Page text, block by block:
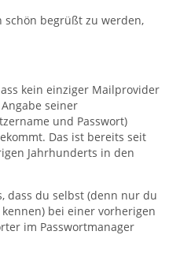
schön begrüßt zu werden,
kein einziger Mailprovider
seiner
und Passwort)
Das ist bereits seit
Jahrhunderts in den
dass du selbst (denn nur du
bei einer vorherigen
im Passwortmanager